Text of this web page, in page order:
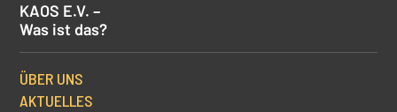
KAOS E.V. –
Was ist das?
ÜBER UNS
AKTUELLES